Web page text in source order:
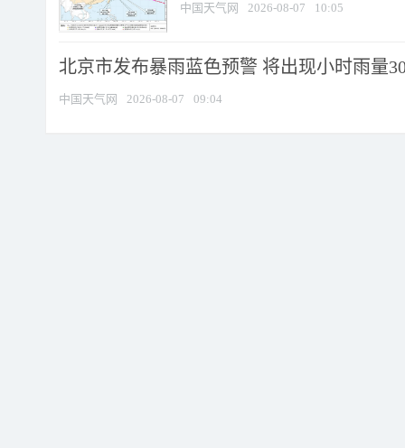
中国天气网 2026-08-07 10:05
北京市发布暴雨蓝色预警 将出现小时雨量
中国天气网 2026-08-07 09:04